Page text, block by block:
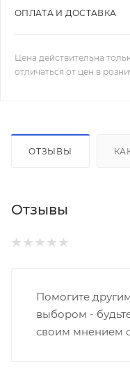
ОПЛАТА И ДОСТАВКА
Цена действительна
отличаться от цен в
ОТЗЫВЫ
Отзывы
Помогите
выбором -
своим мнением